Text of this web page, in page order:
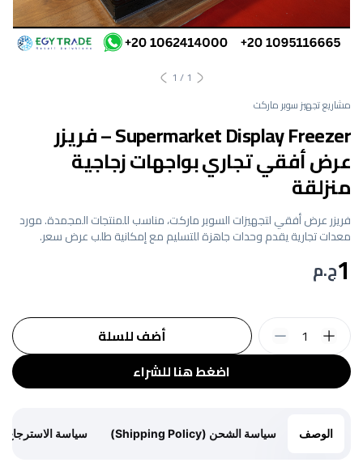
1
/
1
مشاريع تجهيز سوبر ماركت
Supermarket Display Freezer – فريزر
عرض أفقي تجاري بواجهات زجاجية
منزلقة
فريزر عرض أفقي لتجهيزات السوبر ماركت، مناسب للمنتجات المجمدة. مورد
معدات تجارية يقدم وحدات جاهزة للتسليم مع إمكانية طلب عرض سعر.
1ج.م
اضغط هنا للشراء
أضف للسلة 1
الوصف سياسة الشحن (Shipping Policy) سياسة الاسترجاع (Return Policy)